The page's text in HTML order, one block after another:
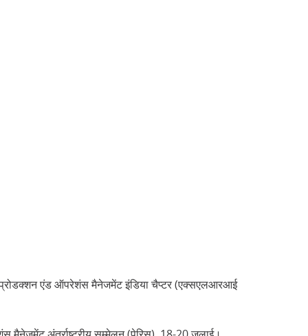
प्रोडक्शन एंड ऑपरेशंस मैनेजमेंट इंडिया चैप्टर (एक्सएलआरआई